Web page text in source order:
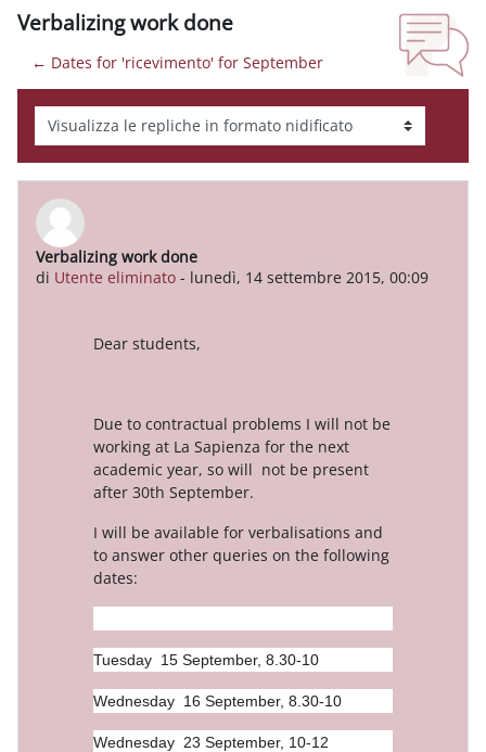
Verbalizing work done
← Dates for 'ricevimento' for September
Modalità visualizzazione
Verbalizing work done
di Utente eliminato - lunedì, 14 settembre 2015, 00:09
Numero di risposte: 0
Dear students,
Due to contractual problems I will not be
working at La Sapienza for the next
academic year, so will not be present
after 30th September.
I will be available for verbalisations and
to answer other queries on the following
dates:
Tuesday 15 September, 8.30-10
Wednesday 16 September, 8.30-10
Wednesday 23 September, 10-12